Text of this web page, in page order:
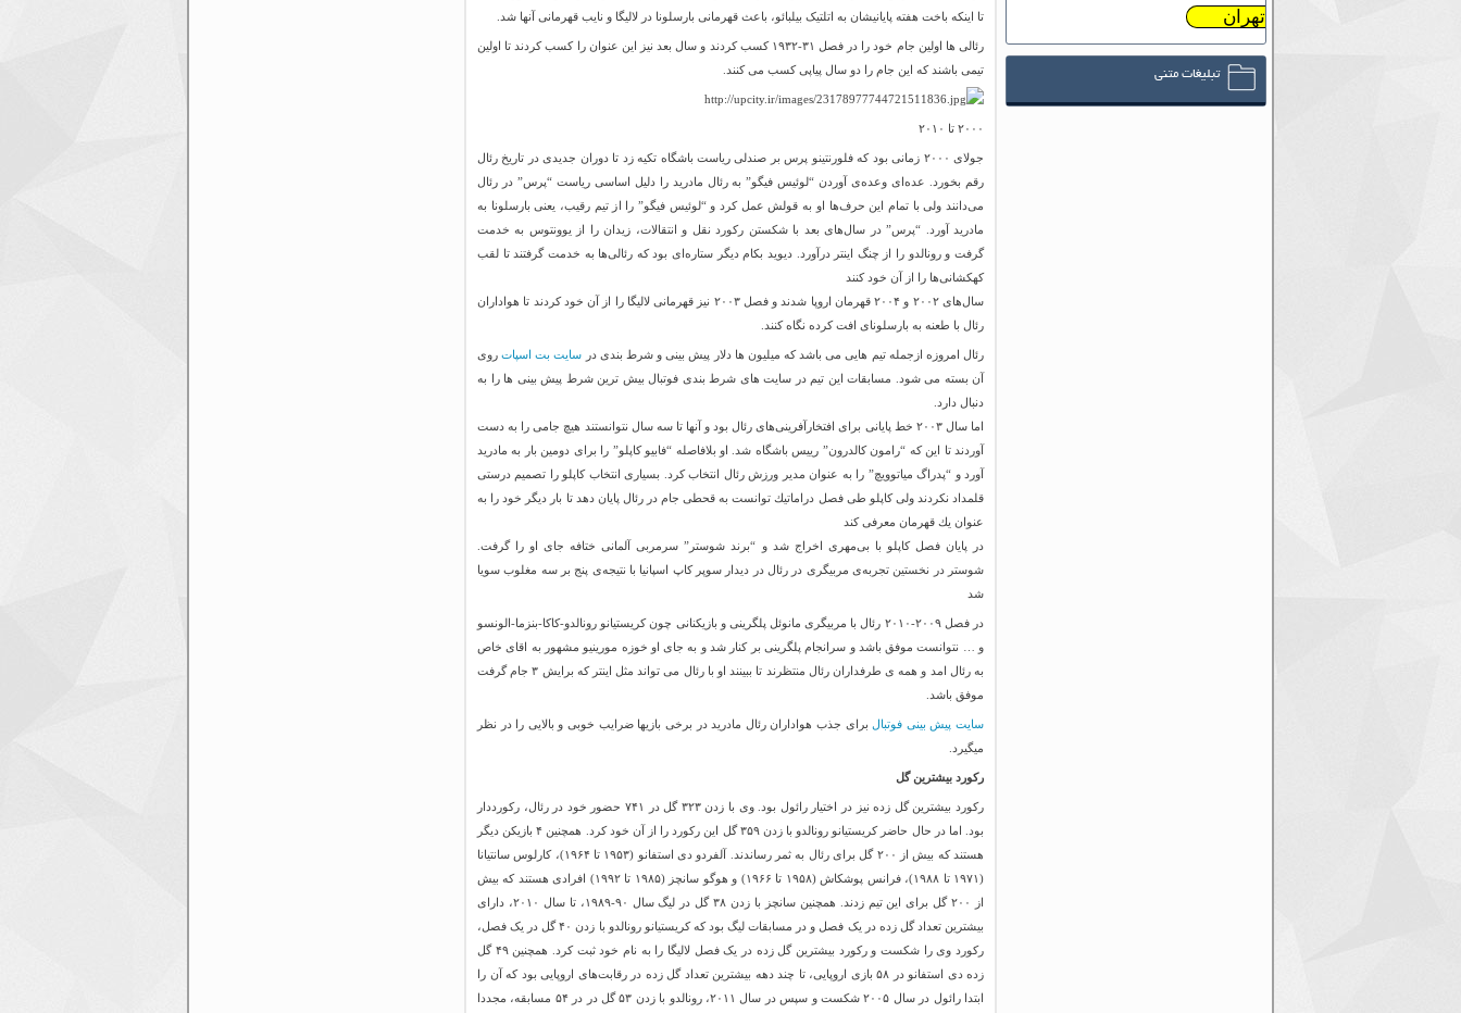
تا اینکه باخت هفته پایانیشان به اتلتیک بیلبائو، باعث قهرمانی بارسلونا در لالیگا و نایب قهرمانی آنها شد.
رئالی ها اولین جام خود را در فصل ۳۱-۱۹۳۲ کسب کردند و سال بعد نیز این عنوان را کسب کردند تا اولین
تیمی باشند که این جام را دو سال پیاپی کسب می کنند.
۲۰۰۰ تا ۲۰۱۰
جولای ۲۰۰۰ زمانی بود كه فلورنتینو پرس بر صندلی ریاست باشگاه تكیه زد تا دوران جدیدی در تاریخ رئال
رقم بخورد. عده‌ای وعده‌ی آوردن “لوئیس فیگو” به رئال مادرید را دلیل اساسی ریاست “پرس” در رئال
می‌دانند ولی با تمام این حرف‌ها او به قولش عمل كرد و “لوئیس فیگو” را از تیم رقیب، یعنی بارسلونا به
مادرید آورد. “پرس” در سال‌های بعد با شكستن ركورد نقل و انتقالات، زیدان را از یوونتوس به خدمت
گرفت و رونالدو را از چنگ اینتر درآورد. دیوید بكام دیگر ستاره‌ای بود كه رئالی‌ها به خدمت گرفتند تا لقب
كهكشانی‌ها را از آن خود كنند
سال‌های ۲۰۰۲ و ۲۰۰۴ قهرمان اروپا شدند و فصل ۲۰۰۳ نیز قهرمانی لالیگا را از آن خود كردند تا هواداران
رئال با طعنه به بارسلونای افت كرده نگاه كنند.
رئال امروزه ازجمله تیم هایی می باشد که میلیون ها دلار پیش بینی و شرط بندی در سایت بت اسپاتروی
آن بسته می شود. مسابقات این تیم در سایت های شرط بندی فوتبال بیش ترین شرط پیش بینی ها را به
دنبال دارد.
اما سال ۲۰۰۳ خط پایانی برای افتخارآفرینی‌های رئال بود و آنها تا سه سال نتوانستند هیچ جامی را به دست
آوردند تا این كه “رامون كالدرون” رییس باشگاه شد. او بلافاصله “فابیو كاپلو” را برای دومین بار به مادرید
آورد و “پدراگ میاتوویچ” را به عنوان مدیر ورزش رئال انتخاب كرد. بسیاری انتخاب كاپلو را تصمیم درستی
قلمداد نكردند ولی كاپلو طی فصل دراماتیك توانست به قحطی جام در رئال پایان دهد تا بار دیگر خود را به
عنوان یك قهرمان معرفی كند
در پایان فصل كاپلو با بی‌مهری اخراج شد و “برند شوستر” سرمربی آلمانی ختافه جای او را گرفت.
شوستر در نخستین تجربه‌ی مربیگری در رئال در دیدار سوپر كاپ اسپانیا با نتیجه‌ی پنج بر سه مغلوب سویا
شد
در فصل ۲۰۰۹-۲۰۱۰ رئال با مربیگری مانوئل پلگرینی و بازیکنانی چون کریستیانو رونالدو-کاکا-بنزما-الونسو
و … نتوانست موفق باشد و سرانجام پلگرینی بر کنار شد و به جای او خوزه مورینیو مشهور به اقای خاص
به رئال امد و همه ی طرفداران رئال منتظرند تا ببینند او با رئال می تواند مثل اینتر که برایش ۳ جام گرفت
موفق باشد.
سایت پیش بینی فوتبال برای جذب هواداران رئال مادرید در برخی بازیها ضرایب خوبی و بالایی را در نظر
میگیرد.
رکورد بیشترین گل
رکورد بیشترین گل زده نیز در اختیار رائول بود. وی با زدن ۳۲۳ گل در ۷۴۱ حضور خود در رئال، رکورددار
بود. اما در حال حاضر کریستیانو رونالدو با زدن ۳۵۹ گل این رکورد را از آن خود کرد. همچنین ۴ بازیکن دیگر
هستند که بیش از ۲۰۰ گل برای رئال به ثمر رساندند. آلفردو دی استفانو (۱۹۵۳ تا ۱۹۶۴)، کارلوس سانتیانا
(۱۹۷۱ تا ۱۹۸۸)، فرانس پوشکاش (۱۹۵۸ تا ۱۹۶۶) و هوگو سانچز (۱۹۸۵ تا ۱۹۹۲) افرادی هستند که بیش
از ۲۰۰ گل برای این تیم زدند. همچنین سانچز با زدن ۳۸ گل در لیگ سال ۹۰-۱۹۸۹، تا سال ۲۰۱۰، دارای
بیشترین تعداد گل زده در یک فصل و در مسابقات لیگ بود که کریستیانو رونالدو با زدن ۴۰ گل در یک فصل،
رکورد وی را شکست و رکورد بیشترین گل زده در یک فصل لالیگا را به نام خود ثبت کرد. همچنین ۴۹ گل
زده دی استفانو در ۵۸ بازی اروپایی، تا چند دهه بیشترین تعداد گل زده در رقابت‌های اروپایی بود که آن را
ابتدا رائول در سال ۲۰۰۵ شکست و سپس در سال ۲۰۱۱، رونالدو با زدن ۵۳ گل در در ۵۴ مسابقه، مجددا
تهران
تبلیغات متنی